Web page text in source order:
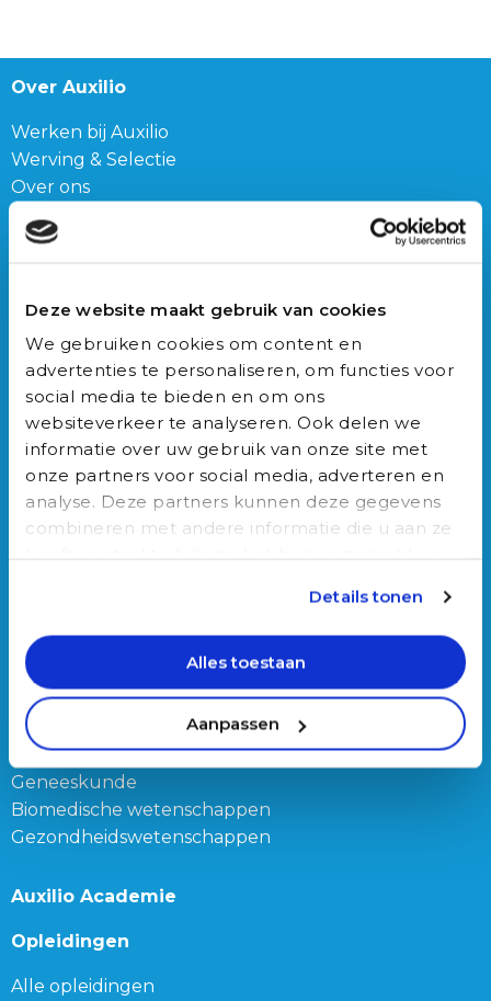
Deze website maakt gebruik van cookies
We gebruiken cookies om content en
advertenties te personaliseren, om functies voor
social media te bieden en om ons
websiteverkeer te analyseren. Ook delen we
informatie over uw gebruik van onze site met
onze partners voor social media, adverteren en
analyse. Deze partners kunnen deze gegevens
combineren met andere informatie die u aan ze
Details tonen
Alles toestaan
Aanpassen
Over Auxilio
Werken bij Auxilio
Werving & Selectie
Over ons
Ons team
Blog
Franz-Lisztplantsoen 210,
3533 JG Utrecht
030-3040022
info@auxilio.nl
Bericht via WhatsApp
Vacatures
Triage teamleider
Onze bijbanen
Junior Triagist
Geneeskunde
Biomedische wetenschappen
Gezondheidswetenschappen
Auxilio Academie
Opleidingen
Alle opleidingen